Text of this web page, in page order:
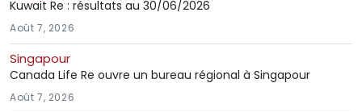
Kuwait Re : résultats au 30/06/2026
Août 7, 2026
Singapour
Canada Life Re ouvre un bureau régional à Singapour
Août 7, 2026